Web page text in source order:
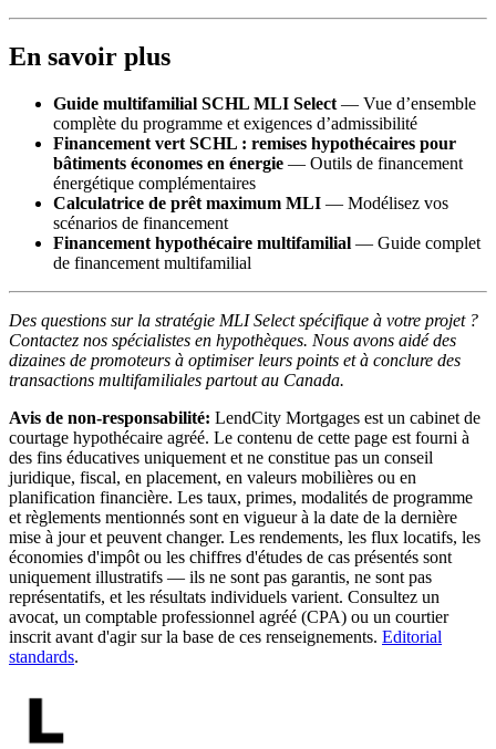
En savoir plus
Guide multifamilial SCHL MLI Select — Vue d’ensemble
complète du programme et exigences d’admissibilité
Financement vert SCHL : remises hypothécaires pour
bâtiments économes en énergie — Outils de financement
énergétique complémentaires
Calculatrice de prêt maximum MLI — Modélisez vos
scénarios de financement
Financement hypothécaire multifamilial — Guide complet
de financement multifamilial
Des questions sur la stratégie MLI Select spécifique à votre projet ?
Contactez nos spécialistes en hypothèques. Nous avons aidé des
dizaines de promoteurs à optimiser leurs points et à conclure des
transactions multifamiliales partout au Canada.
Avis de non-responsabilité: LendCity Mortgages est un cabinet de
courtage hypothécaire agréé. Le contenu de cette page est fourni à
des fins éducatives uniquement et ne constitue pas un conseil
juridique, fiscal, en placement, en valeurs mobilières ou en
planification financière. Les taux, primes, modalités de programme
et règlements mentionnés sont en vigueur à la date de la dernière
mise à jour et peuvent changer. Les rendements, les flux locatifs, les
économies d'impôt ou les chiffres d'études de cas présentés sont
uniquement illustratifs — ils ne sont pas garantis, ne sont pas
représentatifs, et les résultats individuels varient. Consultez un
avocat, un comptable professionnel agréé (CPA) ou un courtier
inscrit avant d'agir sur la base de ces renseignements. Editorial
standards.